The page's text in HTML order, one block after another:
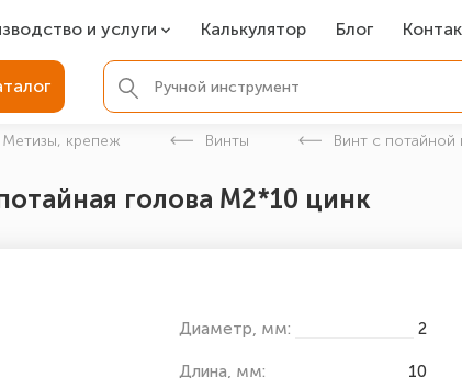
и услуги
БСР
для фундамента
детали
Калькулятор Блог
Метизы, крепеж Винты Винт с
голова М2*10 цинк
Диаметр, мм: 2
Длина, мм: 10